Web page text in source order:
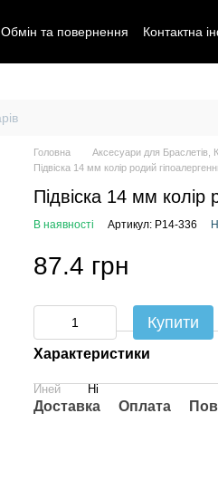
Обмін та повернення Контактна
Головна Аксесуари для Браслетів,
Підвіска 14 мм колір родий
Підвіска 14 мм колір
В наявності Артикул: P14-336
87.4 грн
Купити
Характеристики
Иней Ні
Доставка Оплата